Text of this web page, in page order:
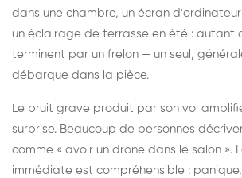
dans une chambre, un écran
un éclairage de terrasse en été : autant
terminent par un frelon — un seul,
débarque dans la pièce.
Le bruit grave produit par son vol
surprise. Beaucoup de personnes
comme « avoir un drone dans le salon ».
immédiate est compréhensible :